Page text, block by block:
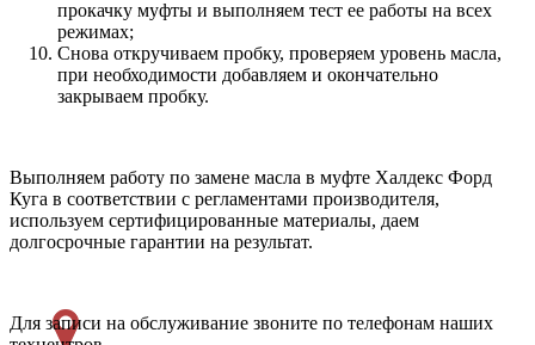
прокачку муфты и выполняем тест ее работы на всех
режимах;
Снова откручиваем пробку, проверяем уровень масла,
при необходимости добавляем и окончательно
закрываем пробку.
Выполняем работу по замене масла в муфте Халдекс Форд
Куга в соответствии с регламентами производителя,
используем сертифицированные материалы, даем
долгосрочные гарантии на результат.
Для записи на обслуживание звоните по телефонам наших